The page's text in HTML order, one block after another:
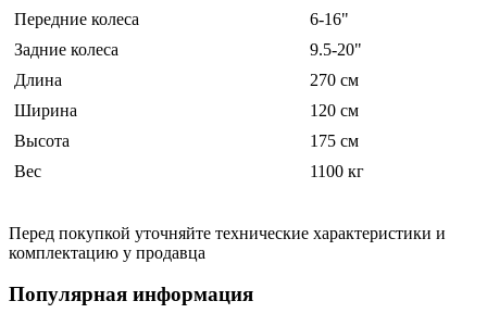
Передние колеса
6-16"
Задние колеса
9.5-20"
Длина
270 см
Ширина
120 см
Высота
175 см
Вес
1100 кг
Перед покупкой уточняйте технические характеристики и
комплектацию у продавца
Популярная информация